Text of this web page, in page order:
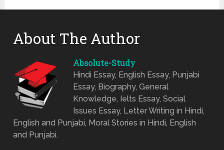
About The Author
Absolute-Study
Hindi Essay, English Essay, Punjabi
Essay, Biography, General
Knowledge, Ielts Essay, Social
Issues Essay, Letter Writing in Hindi,
English and Punjabi, Moral Stories in Hindi, English
and Punjabi.